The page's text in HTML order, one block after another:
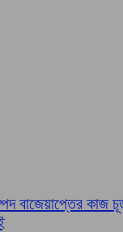
বাজেয়াপ্তের কাজ